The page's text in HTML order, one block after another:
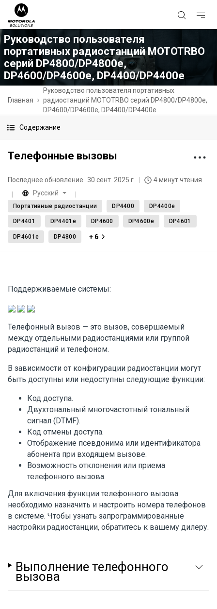
Руководство пользователя
портативных радиостанций MOTOTRBO
серий DP4800/DP4800e,
DP4600/DP4600e, DP4400/DP4400e
Главная
Руководство пользователя портативных
радиостанций MOTOTRBO серий DP4800/DP4800e,
DP4600/DP4600e, DP4400/DP4400e
Содержание
Телефонные вызовы
Последнее обновление 30 сент. 2025 г.
4 минут чтения
Русский
Портативные радиостанции DP4400 DP4400e
DP4401 DP4401e DP4600 DP4600e DP4601
DP4601e DP4800 + 6
Поддерживаемые системы:
Телефонный вызов — это вызов, совершаемый
между отдельными радиостанциями или группой
радиостанций и телефоном.
В зависимости от конфигурации радиостанции могут
быть доступны или недоступны следующие функции:
Код доступа.
Двухтональный многочастотный тональный
сигнал (DTMF).
Код отмены доступа.
Отображение псевдонима или идентификатора
абонента при входящем вызове.
Возможность отклонения или приема
телефонного вызова.
Для включения функции телефонного вызова
необходимо назначить и настроить номера телефонов
в системе. Чтобы узнать запрограммированные
настройки радиостанции, обратитесь к вашему дилеру.
Выполнение телефонного
вызова